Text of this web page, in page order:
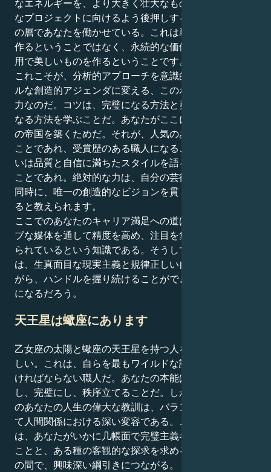
なエネルギーを、より大きく壮大なもの、つまり創造的
なプロジェクトに向けるよう後押しする、演劇的な野心
の層であなたを働かせている。これは単に完璧な製品を
作るということではなく、永続的な価値のあるもの、有
用で美しいものを作るということです。
これこそが、分析的アプローチを意識的かつマインドフ
ルな創造的アジェンダに変える、このポジションの真の
力なのだ。コツは、完璧になる方法と勇敢なリーダーに
なる方法を学ぶことだ。あなたがここにいるのは、自分
の帝国を築くためだ。それが、人気のある編集者になる
ことであれ、受賞歴のある職人になることであれ、ある
いは品質と自信に満ちたスタイルを語るブランドになる
ことであれ。絶対的な力は、自分の芸術の名人であると
同時に、唯一の創造的なビジョンを貫くことから生まれ
ると教えられます。
ここでのあなたのキャリア満足への道は、クリエイティ
ブな媒体を通して精度を高め、注目を集めることを求め
られているという知識である。そうしてあなたの遺産
は、生真面目な現実主義と規律正しい自己表現に耐えな
がら、ハンドルを握り続けることができた人ということ
になるだろう。
天王星は蠍座にあります
乙女座の太陽と蠍座の天王星を持つ人を想像してみてほ
しい。これは、自らを最もワイルドな詩人に進化させな
ければならない職人だ。あなたの本能は、細部まで分析
し、完璧にし、秩序立てることだ。しかし、天王星から
のあなたの人生の偉大な教訓は、バランスと構造、そし
て人間関係における深い変容である。この組み合わせ
は、あなたがいかに几帳面で完璧主義者であるかという
ことと、ある種の客観的な探求を求める心の深い欲求と
の間で、興味深い綱引きにつながる。